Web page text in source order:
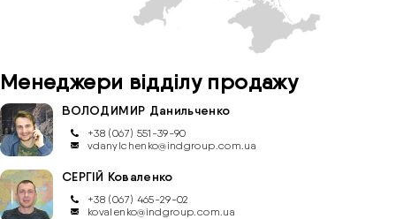
Менеджери відділу продажу
ВОЛОДИМИР Данильченко
+38 (067) 551-39-90
vdanylchenko@indgroup.com.ua
СЕРГІЙ Коваленко
+38 (067) 465-29-02
kovalenko@indgroup.com.ua